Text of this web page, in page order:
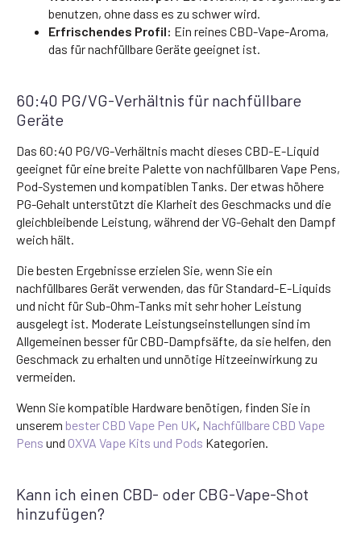
benutzen, ohne dass es zu schwer wird.
Erfrischendes Profil: Ein reines CBD-Vape-Aroma,
das für nachfüllbare Geräte geeignet ist.
60:40 PG/VG-Verhältnis für nachfüllbare
Geräte
Das 60:40 PG/VG-Verhältnis macht dieses CBD-E-Liquid
geeignet für eine breite Palette von nachfüllbaren Vape Pens,
Pod-Systemen und kompatiblen Tanks. Der etwas höhere
PG-Gehalt unterstützt die Klarheit des Geschmacks und die
gleichbleibende Leistung, während der VG-Gehalt den Dampf
weich hält.
Die besten Ergebnisse erzielen Sie, wenn Sie ein
nachfüllbares Gerät verwenden, das für Standard-E-Liquids
und nicht für Sub-Ohm-Tanks mit sehr hoher Leistung
ausgelegt ist. Moderate Leistungseinstellungen sind im
Allgemeinen besser für CBD-Dampfsäfte, da sie helfen, den
Geschmack zu erhalten und unnötige Hitzeeinwirkung zu
vermeiden.
Wenn Sie kompatible Hardware benötigen, finden Sie in
unserem bester CBD Vape Pen UK, Nachfüllbare CBD Vape
Pens und OXVA Vape Kits und Pods Kategorien.
Kann ich einen CBD- oder CBG-Vape-Shot
hinzufügen?